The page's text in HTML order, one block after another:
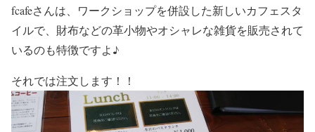
fcafeさんは、ワークショップを併設した新しいカフェスタ
イルで、財布などの革小物やオシャレな雑貨を販売されて
いるのも特徴ですよ♪
それでは注文します！！